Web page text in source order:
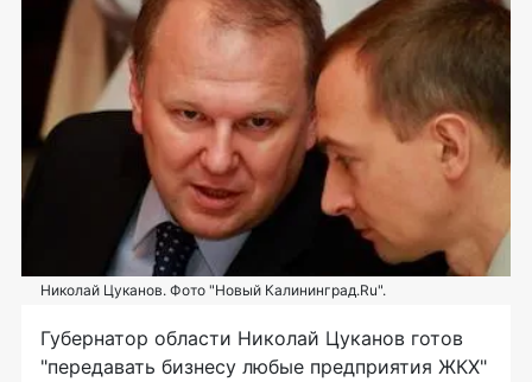
Николай Цуканов. Фото "Новый Калининград.Ru".
Губернатор области Николай Цуканов готов
"передавать бизнесу любые предприятия ЖКХ"